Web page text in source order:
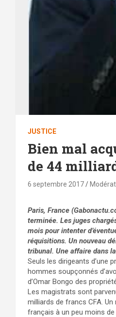
JUSTICE
Bien mal
de 44
6 septembre 2017
Paris, France
terminée. Les juges
mois pour intenter
réquisitions. Un nouveau
tribunal. Une affaire dans
Seuls les dirigeants d’une
hommes soupçonnés
d’Omar Bongo des
Les magistrats sont
milliards de francs CFA.
français à un peu moins